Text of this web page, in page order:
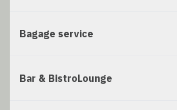
Bagage service
Bar & BistroLounge